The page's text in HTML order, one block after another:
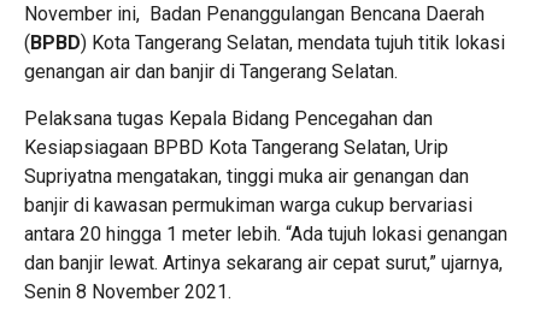
November ini, Badan Penanggulangan Bencana Daerah
(BPBD) Kota Tangerang Selatan, mendata tujuh titik lokasi
genangan air dan banjir di Tangerang Selatan.
Pelaksana tugas Kepala Bidang Pencegahan dan
Kesiapsiagaan BPBD Kota Tangerang Selatan, Urip
Supriyatna mengatakan, tinggi muka air genangan dan
banjir di kawasan permukiman warga cukup bervariasi
antara 20 hingga 1 meter lebih. “Ada tujuh lokasi genangan
dan banjir lewat. Artinya sekarang air cepat surut,” ujarnya,
Senin 8 November 2021.